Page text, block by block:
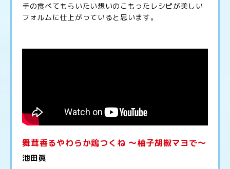
手の食べてもらいたい想いのこもったレシピが美しい
フォルムに仕上がっていると思います。
舞茸香るやわらか鶏つくね ～柚子胡椒マヨで～
池田眞